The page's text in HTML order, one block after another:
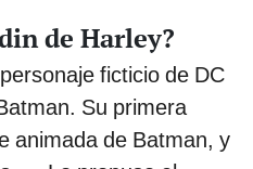
de Harley?
ficticio de DC
Su primera
animada de Batman, y